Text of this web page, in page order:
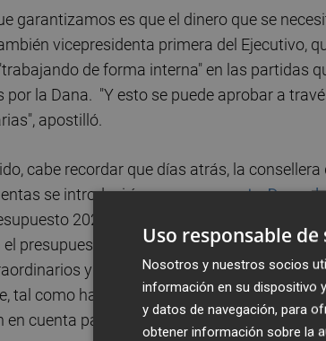
garantizamos es que el dinero que se
vicepresidenta primera del Ejecutivo,
de forma interna" en las partidas
por la Dana. "Y esto se puede aprobar a
apostilló.
cabe recordar que días atrás, la consellera
se introduciría un presupuesto Dana
2025 que ya teníamos preparado
presupuesto de la Dana, que recoge los
y todos los gastos que tienen
tal como ha autorizado el Ministerio de
en cuenta para calcular el déficit de la
Uso responsable de
Nosotros y nuestros socios
información en su dispositivo
y datos de navegación, para
obtener información sobre la